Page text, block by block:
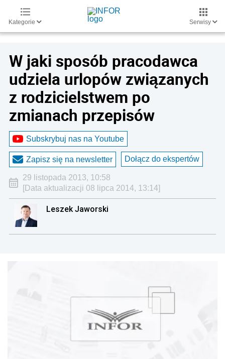
Kategorie Serwisy
W jaki sposób pracodawca
udziela urlopów związanych
z rodzicielstwem po
zmianach przepisów
Subskrybuj nas na Youtube
Zapisz się na newsletter Dołącz do ekspertów
29 listopada 2013, 10:58
[Data aktualizacji 08 lipca 2014, 13:14]
Leszek Jaworski